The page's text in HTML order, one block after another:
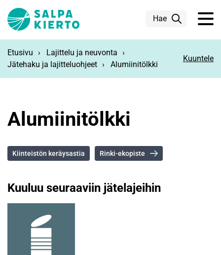
Hae
Etusivu
Lajittelu ja neuvonta
Jätehaku ja lajitteluohjeet
Alumiinitölkki
Kuuntele
Alumiinitölkki
Kiinteistön keräysastia Rinki-ekopiste
Kuuluu seuraaviin jätelajeihin